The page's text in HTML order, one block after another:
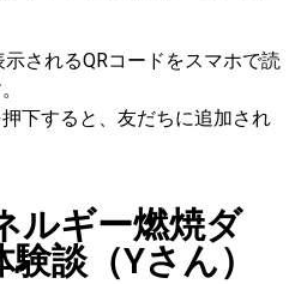
されるQRコードをスマホで読
下すると、友だちに追加され
ルギー燃焼ダ
談（Yさん）